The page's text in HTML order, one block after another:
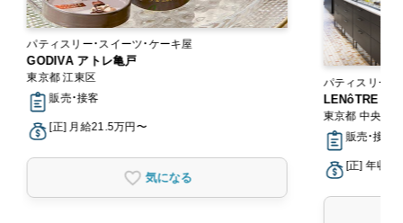
パティスリー・スイーツ・ケーキ屋
GODIVA アトレ亀戸
東京都 江東区
販売・接客
[正] 月給21.5万円〜
気になる
パティスリー・
LENôTRE＜
東京都 中央区
販売・接客
[正] 年収